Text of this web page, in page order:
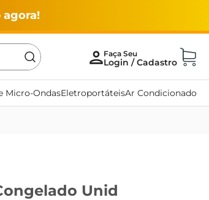
agora!
Micro-OndasEletroportáteisAr Condicionado
Unid